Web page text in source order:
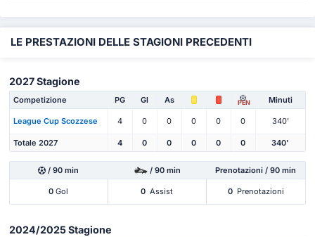
LE PRESTAZIONI DELLE STAGIONI PRECEDENTI
2027 Stagione
Competizione PG Gl As PEN Minuti
League Cup Scozzese 4 0 0 0 0 0 340'
Totale 2027 4 0 0 0 0 0 340'
/ 90 min / 90 min Prenotazioni / 90 min
0 Gol 0 Assist 0 Prenotazioni
2024/2025 Stagione